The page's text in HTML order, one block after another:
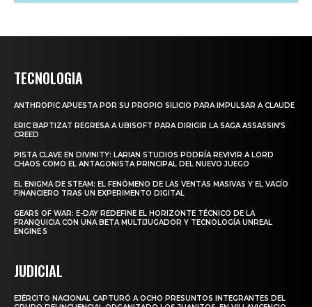
TECNOLOGIA
ANTHROPIC APUESTA POR SU PROPIO SILICIO PARA IMPULSAR A CLAUDE
ERIC BAPTIZAT REGRESA A UBISOFT PARA DIRIGIR LA SAGA ASSASSIN’S
CREED
PISTA CLAVE EN DIVINITY: LARIAN STUDIOS PODRÍA REVIVIR A LORD
CHAOS COMO EL ANTAGONISTA PRINCIPAL DEL NUEVO JUEGO
EL ENIGMA DE STEAM: EL FENÓMENO DE LAS VENTAS MASIVAS Y EL VACÍO
FINANCIERO TRAS UN EXPERIMENTO DIGITAL
GEARS OF WAR: E-DAY REDEFINE EL HORIZONTE TÉCNICO DE LA
FRANQUICIA CON UNA BETA MULTIJUGADOR Y TECNOLOGÍA UNREAL
ENGINE 5
JUDICIAL
EJÉRCITO NACIONAL CAPTURÓ A OCHO PRESUNTOS INTEGRANTES DEL